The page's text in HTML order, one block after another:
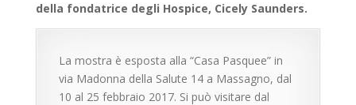
della fondatrice degli Hospice, Cicely Saunders.
La mostra è esposta alla “Casa Pasquee” in
via Madonna della Salute 14 a Massagno, dal
10 al 25 febbraio 2017. Si può visitare dal